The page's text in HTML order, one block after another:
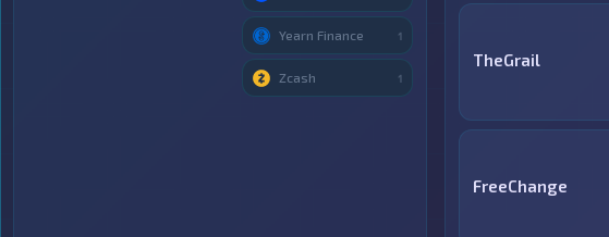
TheGrail
FreeChange
Yearn Finance 1
Zcash 1